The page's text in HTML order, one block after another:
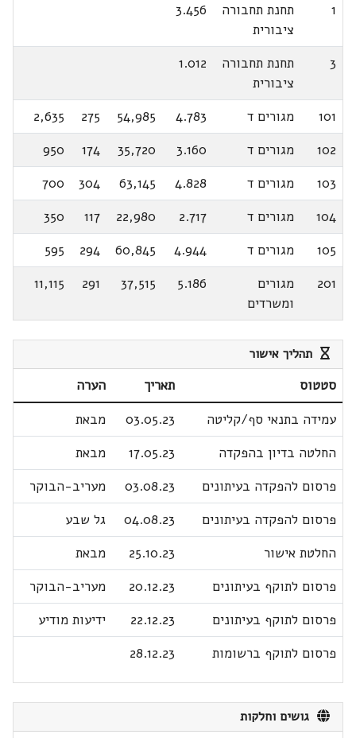
1
תחנת תחבורה
ציבורית
3.456
3
תחנת תחבורה
ציבורית
1.012
101 מגורים ד 4.783
54,985
275
2,635
102
מגורים ד 3.160
35,720
174
950
103
מגורים ד 4.828
63,145
304
700
104
מגורים ד 2.717
22,980
117
350
105
מגורים ד 4.944
60,845
294
595
201
מגורים
ומשרדים
5.186
37,515
291
11,115
תהליך אישור
סטטוס תאריך
הערה
עמידה בתנאי סף/קליטה
03.05.23
מבאת
החלטה בדיון בהפקדה
17.05.23
מבאת
פרסום להפקדה בעיתונים
03.08.23
מעריב-הבוקר
פרסום להפקדה בעיתונים
04.08.23
גל שבע
החלטת אישור
25.10.23
מבאת
פרסום לתוקף בעיתונים
20.12.23
מעריב-הבוקר
פרסום לתוקף בעיתונים
22.12.23
ידיעות מודיע
פרסום לתוקף ברשומות
28.12.23
גושים וחלקות